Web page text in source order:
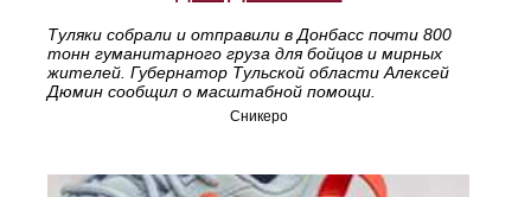
Туляки собрали и отправили в Донбасс почти 800
тонн гуманитарного груза для бойцов и мирных
жителей. Губернатор Тульской области Алексей
Дюмин сообщил о масштабной помощи.
Сникеро